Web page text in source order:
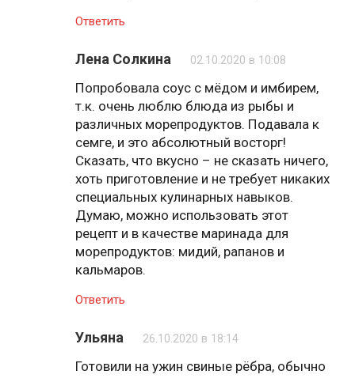
Ответить
Лена Солкина 02.10.2020 в 10:08
Попробовала соус с мёдом и имбирем,
т.к. очень люблю блюда из рыбы и
различных морепродуктов. Подавала к
семге, и это абсолютный восторг!
Сказать, что вкусно – не сказать ничего,
хоть приготовление и не требует никаких
специальных кулинарных навыков.
Думаю, можно использовать этот
рецепт и в качестве маринада для
морепродуктов: мидий, рапанов и
кальмаров.
Ответить
Ульяна 26.10.2020 в 18:14
Готовили на ужин свиные рёбра, обычно